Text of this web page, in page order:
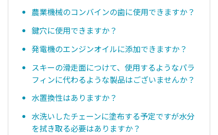
農業機械のコンバインの歯に使用できますか？
鍵穴に使用できますか？
発電機のエンジンオイルに添加できますか？
スキーの滑走面につけて、使用するようなパラ
フィンに代わるような製品はございませんか？
水置換性はありますか？
水洗いしたチェーンに塗布する予定ですが水分
を拭き取る必要はありますか？